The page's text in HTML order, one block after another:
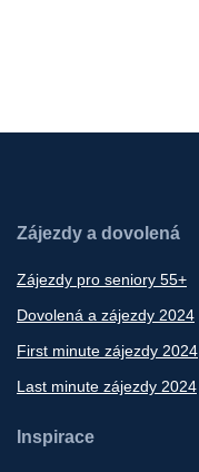
Zájezdy a dovolená
Zájezdy pro seniory 55+
Dovolená a zájezdy 2024
First minute zájezdy 2024
Last minute zájezdy 2024
Inspirace